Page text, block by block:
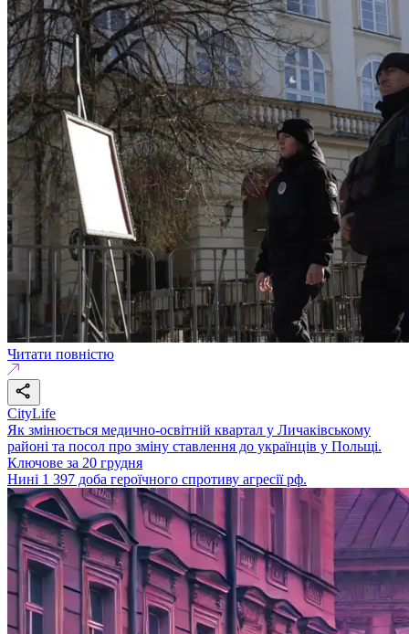
Читати повністю
CityLife
Як змінюється медично-освітній квартал у Личаківському
районі та посол про зміну ставлення до українців у Польщі.
Ключове за 20 грудня
Нині 1 397 доба героїчного спротиву агресії рф.